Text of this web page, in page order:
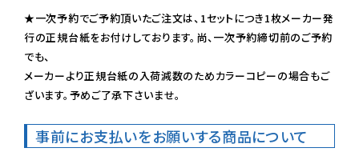
★一次予約でご予約頂いたご注文は、1セットにつき1枚メーカー発
行の正規台紙をお付けしております。尚、一次予約締切前のご予約
でも、
メーカーより正規台紙の入荷減数のためカラーコピーの場合もご
ざいます。予めご了承下さいませ。
事前にお支払いをお願いする商品について